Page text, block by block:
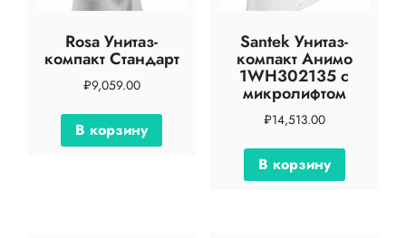
Rosa Унитаз-
компакт Стандарт
₽9,059.00
В корзину
Santek Унитаз-
компакт Анимо
1WH302135 с
микролифтом
₽14,513.00
В корзину